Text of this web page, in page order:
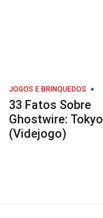
JOGOS E BRINQUEDOS
33 Fatos Sobre
Ghostwire: Tokyo
(Videjogo)